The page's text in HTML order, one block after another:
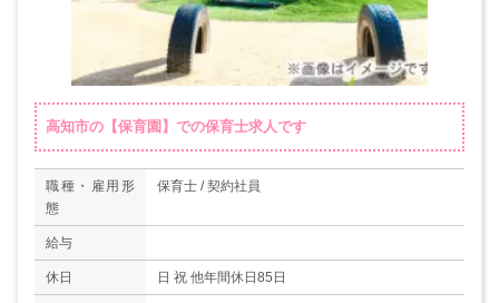
高知市の【保育園】での保育士求人です
職種・雇用形
態
保育士 / 契約社員
給与
休日 日 祝 他年間休日85日